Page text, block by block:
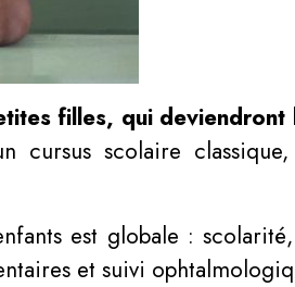
filles, qui
cursus scolaire
est globale :
et suivi